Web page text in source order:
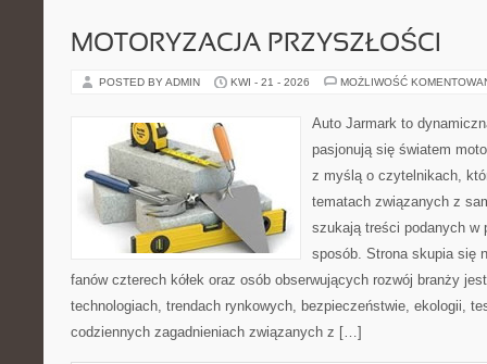
MOTORYZACJA PRZYSZŁOŚCI
POSTED BY ADMIN KWI - 21 - 2026 MOŻLIWOŚĆ
Auto Jarmark to
pasjonują się światem
z myślą o czytelnikach,
tematach związanych z
szukają treści podanych w
sposób. Strona skupia się
fanów czterech kółek oraz osób obserwujących rozwój branży
technologiach, trendach rynkowych, bezpieczeństwie, ekologii,
codziennych zagadnieniach związanych z […]